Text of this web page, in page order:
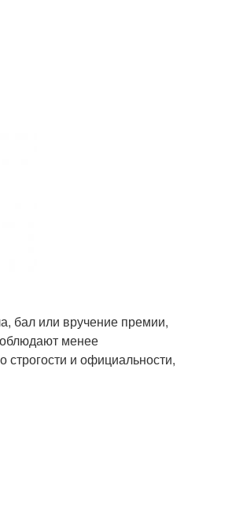
бал или вручение премии,
менее
и официальности,